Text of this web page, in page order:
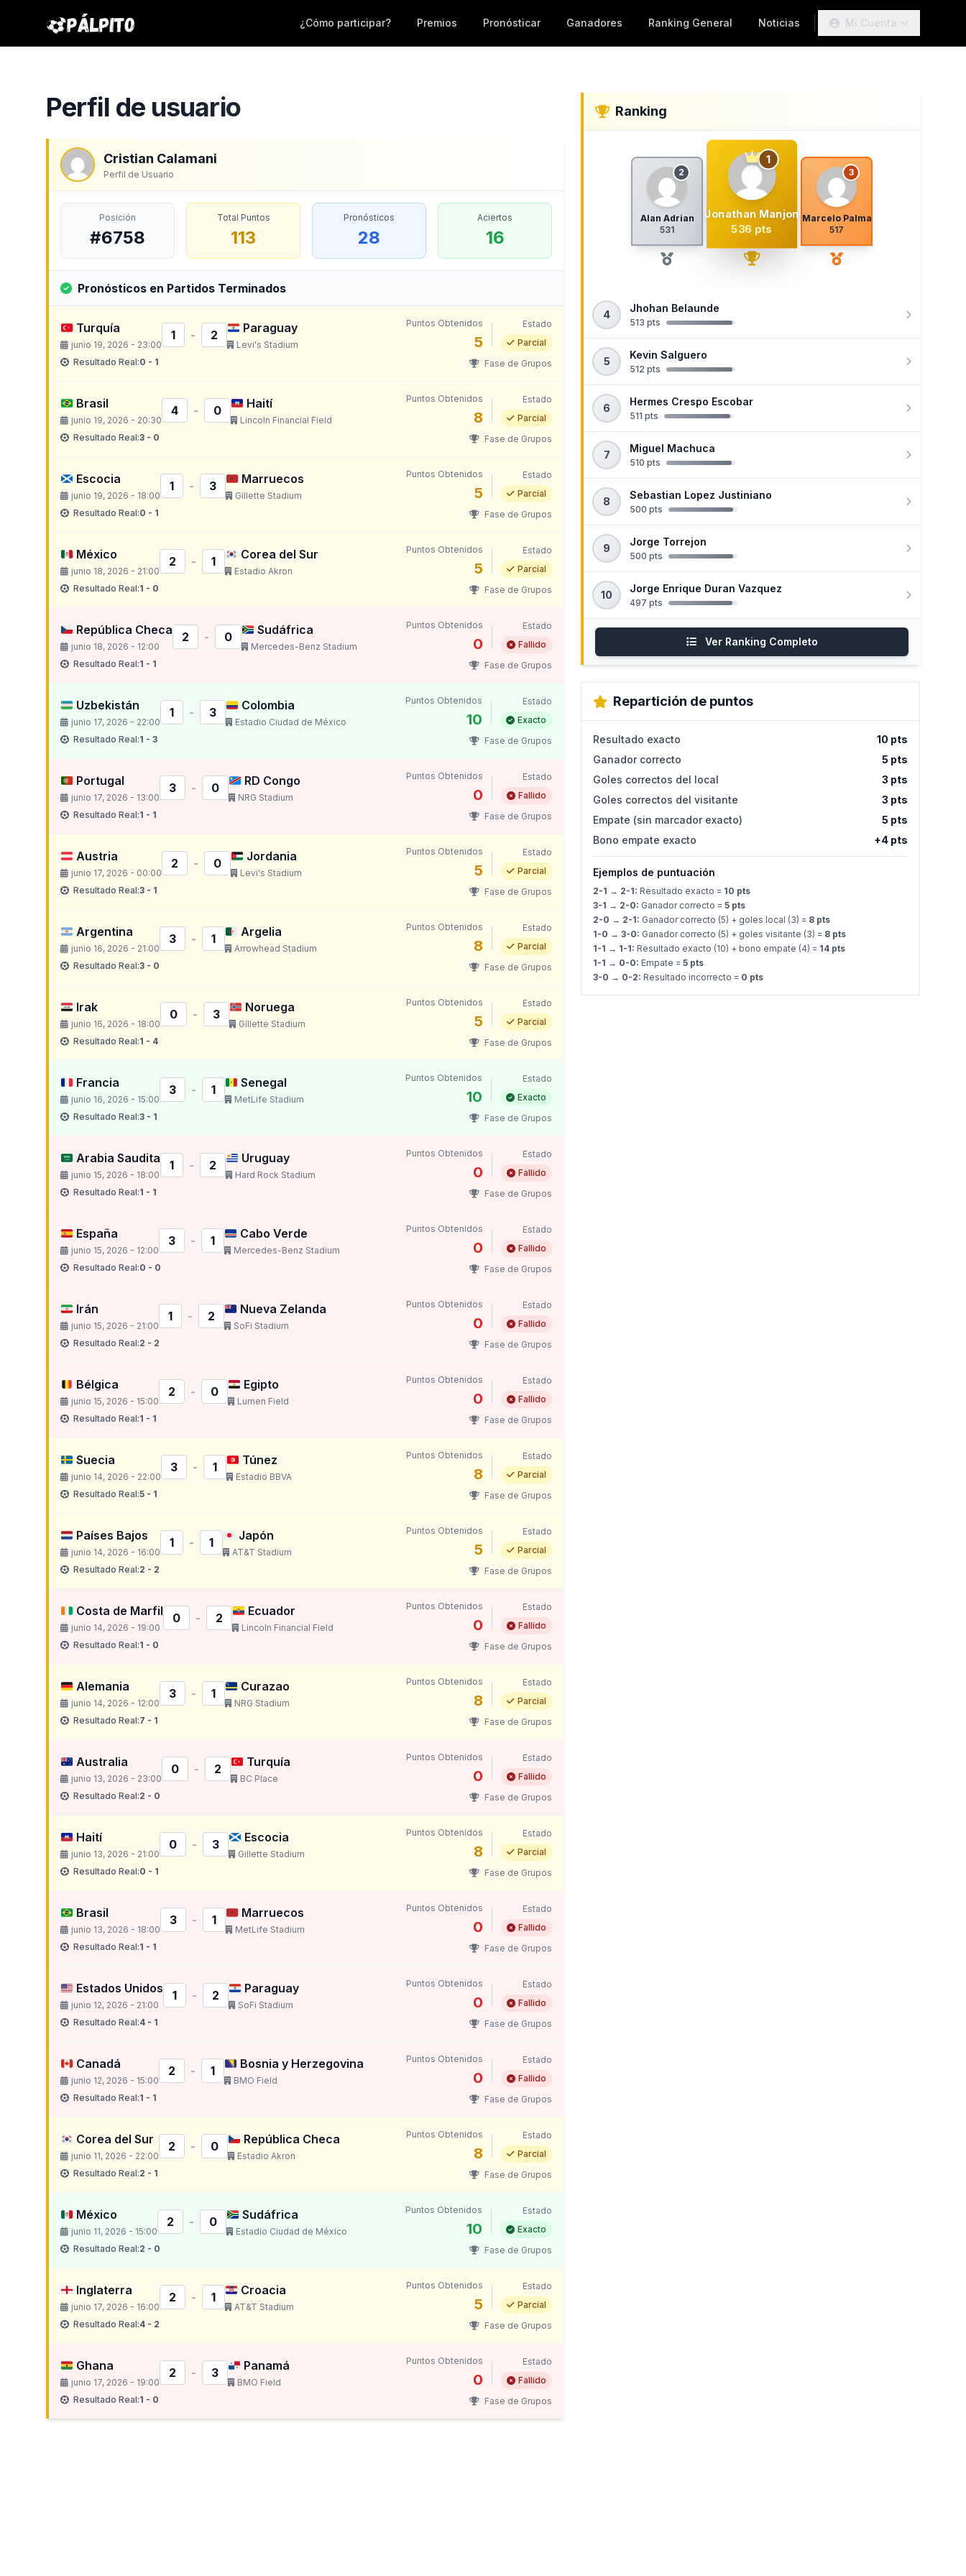
¿Cómo participar? Premios Pronósticar Ganadores Ranking General Noticias Mi Cuenta
Perfil de usuario
Cristian Calamani
Perfil de Usuario
Posición
#6758
Total Puntos
113
Pronósticos
28
Aciertos
16
Pronósticos en Partidos Terminados
Turquía
junio 19, 2026 - 23:00
1 - 2 Paraguay
Levi's Stadium
Resultado Real:0 - 1
Puntos Obtenidos
5
Estado
Parcial
Fase de Grupos
Brasil
junio 19, 2026 - 20:30
4 - 0 Haití
Lincoln Financial Field
Resultado Real:3 - 0
Puntos Obtenidos
8
Estado
Parcial
Fase de Grupos
Escocia
junio 19, 2026 - 18:00
1 - 3 Marruecos
Gillette Stadium
Resultado Real:0 - 1
Puntos Obtenidos
5
Estado
Parcial
Fase de Grupos
México
junio 18, 2026 - 21:00
2 - 1 Corea del Sur
Estadio Akron
Resultado Real:1 - 0
Puntos Obtenidos
5
Estado
Parcial
Fase de Grupos
República Checa
junio 18, 2026 - 12:00
2 - 0 Sudáfrica
Mercedes-Benz Stadium
Resultado Real:1 - 1
Puntos Obtenidos
0
Estado
Fallido
Fase de Grupos
Uzbekistán
junio 17, 2026 - 22:00
1 - 3 Colombia
Estadio Ciudad de México
Resultado Real:1 - 3
Puntos Obtenidos
10
Estado
Exacto
Fase de Grupos
Portugal
junio 17, 2026 - 13:00
3 - 0 RD Congo
NRG Stadium
Resultado Real:1 - 1
Puntos Obtenidos
0
Estado
Fallido
Fase de Grupos
Austria
junio 17, 2026 - 00:00
2 - 0 Jordania
Levi's Stadium
Resultado Real:3 - 1
Puntos Obtenidos
5
Estado
Parcial
Fase de Grupos
Argentina
junio 16, 2026 - 21:00
3 - 1 Argelia
Arrowhead Stadium
Resultado Real:3 - 0
Puntos Obtenidos
8
Estado
Parcial
Fase de Grupos
Irak
junio 16, 2026 - 18:00
0 - 3 Noruega
Gillette Stadium
Resultado Real:1 - 4
Puntos Obtenidos
5
Estado
Parcial
Fase de Grupos
Francia
junio 16, 2026 - 15:00
3 - 1 Senegal
MetLife Stadium
Resultado Real:3 - 1
Puntos Obtenidos
10
Estado
Exacto
Fase de Grupos
Arabia Saudita
junio 15, 2026 - 18:00
1 - 2 Uruguay
Hard Rock Stadium
Resultado Real:1 - 1
Puntos Obtenidos
0
Estado
Fallido
Fase de Grupos
España
junio 15, 2026 - 12:00
3 - 1 Cabo Verde
Mercedes-Benz Stadium
Resultado Real:0 - 0
Puntos Obtenidos
0
Estado
Fallido
Fase de Grupos
Irán
junio 15, 2026 - 21:00
1 - 2 Nueva Zelanda
SoFi Stadium
Resultado Real:2 - 2
Puntos Obtenidos
0
Estado
Fallido
Fase de Grupos
Bélgica
junio 15, 2026 - 15:00
2 - 0 Egipto
Lumen Field
Resultado Real:1 - 1
Puntos Obtenidos
0
Estado
Fallido
Fase de Grupos
Suecia
junio 14, 2026 - 22:00
3 - 1 Túnez
Estadio BBVA
Resultado Real:5 - 1
Puntos Obtenidos
8
Estado
Parcial
Fase de Grupos
Países Bajos
junio 14, 2026 - 16:00
1 - 1 Japón
AT&T Stadium
Resultado Real:2 - 2
Puntos Obtenidos
5
Estado
Parcial
Fase de Grupos
Costa de Marfil
junio 14, 2026 - 19:00
0 - 2 Ecuador
Lincoln Financial Field
Resultado Real:1 - 0
Puntos Obtenidos
0
Estado
Fallido
Fase de Grupos
Alemania
junio 14, 2026 - 12:00
3 - 1 Curazao
NRG Stadium
Resultado Real:7 - 1
Puntos Obtenidos
8
Estado
Parcial
Fase de Grupos
Australia
junio 13, 2026 - 23:00
0 - 2 Turquía
BC Place
Resultado Real:2 - 0
Puntos Obtenidos
0
Estado
Fallido
Fase de Grupos
Haití
junio 13, 2026 - 21:00
0 - 3 Escocia
Gillette Stadium
Resultado Real:0 - 1
Puntos Obtenidos
8
Estado
Parcial
Fase de Grupos
Brasil
junio 13, 2026 - 18:00
3 - 1 Marruecos
MetLife Stadium
Resultado Real:1 - 1
Puntos Obtenidos
0
Estado
Fallido
Fase de Grupos
Estados Unidos
junio 12, 2026 - 21:00
1 - 2 Paraguay
SoFi Stadium
Resultado Real:4 - 1
Puntos Obtenidos
0
Estado
Fallido
Fase de Grupos
Canadá
junio 12, 2026 - 15:00
2 - 1 Bosnia y Herzegovina
BMO Field
Resultado Real:1 - 1
Puntos Obtenidos
0
Estado
Fallido
Fase de Grupos
Corea del Sur
junio 11, 2026 - 22:00
2 - 0 República Checa
Estadio Akron
Resultado Real:2 - 1
Puntos Obtenidos
8
Estado
Parcial
Fase de Grupos
México
junio 11, 2026 - 15:00
2 - 0 Sudáfrica
Estadio Ciudad de México
Resultado Real:2 - 0
Puntos Obtenidos
10
Estado
Exacto
Fase de Grupos
Inglaterra
junio 17, 2026 - 16:00
2 - 1 Croacia
AT&T Stadium
Resultado Real:4 - 2
Puntos Obtenidos
5
Estado
Parcial
Fase de Grupos
Ghana
junio 17, 2026 - 19:00
2 - 3 Panamá
BMO Field
Resultado Real:1 - 0
Puntos Obtenidos
0
Estado
Fallido
Fase de Grupos
Ranking
2
Alan Adrian
531
1
Jonathan Manjon
536 pts
3
Marcelo Palma
517
4
Jhohan Belaunde
513 pts
5
Kevin Salguero
512 pts
6
Hermes Crespo Escobar
511 pts
7
Miguel Machuca
510 pts
8
Sebastian Lopez Justiniano
500 pts
9
Jorge Torrejon
500 pts
10
Jorge Enrique Duran Vazquez
497 pts
Ver Ranking Completo
Repartición de puntos
Resultado exacto
10 pts
Ganador correcto
5 pts
Goles correctos del local
3 pts
Goles correctos del visitante
3 pts
Empate (sin marcador exacto)
5 pts
Bono empate exacto
+4 pts
Ejemplos de puntuación
2-1 → 2-1: Resultado exacto = 10 pts
3-1 → 2-0: Ganador correcto = 5 pts
2-0 → 2-1: Ganador correcto (5) + goles local (3) = 8 pts
1-0 → 3-0: Ganador correcto (5) + goles visitante (3) = 8 pts
1-1 → 1-1: Resultado exacto (10) + bono empate (4) = 14 pts
1-1 → 0-0: Empate = 5 pts
3-0 → 0-2: Resultado incorrecto = 0 pts